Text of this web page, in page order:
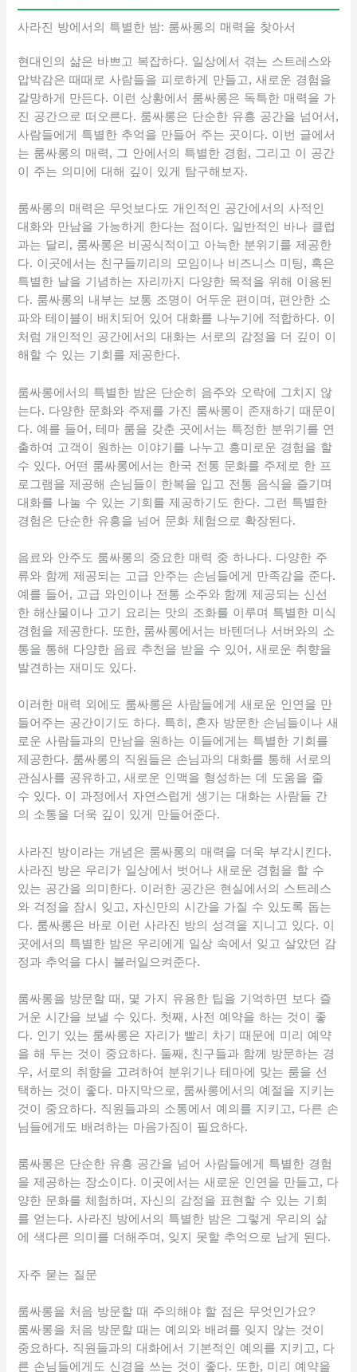
사라진 방에서의 특별한 밤: 룸싸롱의 매력을 찾아서
현대인의 삶은 바쁘고 복잡하다. 일상에서 겪는 스트레스와
압박감은 때때로 사람들을 피로하게 만들고, 새로운 경험을
갈망하게 만든다. 이런 상황에서 룸싸롱은 독특한 매력을 가
진 공간으로 떠오른다. 룸싸롱은 단순한 유흥 공간을 넘어서,
사람들에게 특별한 추억을 만들어 주는 곳이다. 이번 글에서
는 룸싸롱의 매력, 그 안에서의 특별한 경험, 그리고 이 공간
이 주는 의미에 대해 깊이 있게 탐구해보자.
룸싸롱의 매력은 무엇보다도 개인적인 공간에서의 사적인
대화와 만남을 가능하게 한다는 점이다. 일반적인 바나 클럽
과는 달리, 룸싸롱은 비공식적이고 아늑한 분위기를 제공한
다. 이곳에서는 친구들끼리의 모임이나 비즈니스 미팅, 혹은
특별한 날을 기념하는 자리까지 다양한 목적을 위해 이용된
다. 룸싸롱의 내부는 보통 조명이 어두운 편이며, 편안한 소
파와 테이블이 배치되어 있어 대화를 나누기에 적합하다. 이
처럼 개인적인 공간에서의 대화는 서로의 감정을 더 깊이 이
해할 수 있는 기회를 제공한다.
룸싸롱에서의 특별한 밤은 단순히 음주와 오락에 그치지 않
는다. 다양한 문화와 주제를 가진 룸싸롱이 존재하기 때문이
다. 예를 들어, 테마 룸을 갖춘 곳에서는 특정한 분위기를 연
출하여 고객이 원하는 이야기를 나누고 흥미로운 경험을 할
수 있다. 어떤 룸싸롱에서는 한국 전통 문화를 주제로 한 프
로그램을 제공해 손님들이 한복을 입고 전통 음식을 즐기며
대화를 나눌 수 있는 기회를 제공하기도 한다. 그런 특별한
경험은 단순한 유흥을 넘어 문화 체험으로 확장된다.
음료와 안주도 룸싸롱의 중요한 매력 중 하나다. 다양한 주
류와 함께 제공되는 고급 안주는 손님들에게 만족감을 준다.
예를 들어, 고급 와인이나 전통 소주와 함께 제공되는 신선
한 해산물이나 고기 요리는 맛의 조화를 이루며 특별한 미식
경험을 제공한다. 또한, 룸싸롱에서는 바텐더나 서버와의 소
통을 통해 다양한 음료 추천을 받을 수 있어, 새로운 취향을
발견하는 재미도 있다.
이러한 매력 외에도 룸싸롱은 사람들에게 새로운 인연을 만
들어주는 공간이기도 하다. 특히, 혼자 방문한 손님들이나 새
로운 사람들과의 만남을 원하는 이들에게는 특별한 기회를
제공한다. 룸싸롱의 직원들은 손님과의 대화를 통해 서로의
관심사를 공유하고, 새로운 인맥을 형성하는 데 도움을 줄
수 있다. 이 과정에서 자연스럽게 생기는 대화는 사람들 간
의 소통을 더욱 깊이 있게 만들어준다.
사라진 방이라는 개념은 룸싸롱의 매력을 더욱 부각시킨다.
사라진 방은 우리가 일상에서 벗어나 새로운 경험을 할 수
있는 공간을 의미한다. 이러한 공간은 현실에서의 스트레스
와 걱정을 잠시 잊고, 자신만의 시간을 가질 수 있도록 돕는
다. 룸싸롱은 바로 이런 사라진 방의 성격을 지니고 있다. 이
곳에서의 특별한 밤은 우리에게 일상 속에서 잊고 살았던 감
정과 추억을 다시 불러일으켜준다.
룸싸롱을 방문할 때, 몇 가지 유용한 팁을 기억하면 보다 즐
거운 시간을 보낼 수 있다. 첫째, 사전 예약을 하는 것이 좋
다. 인기 있는 룸싸롱은 자리가 빨리 차기 때문에 미리 예약
을 해 두는 것이 중요하다. 둘째, 친구들과 함께 방문하는 경
우, 서로의 취향을 고려하여 분위기나 테마에 맞는 룸을 선
택하는 것이 좋다. 마지막으로, 룸싸롱에서의 예절을 지키는
것이 중요하다. 직원들과의 소통에서 예의를 지키고, 다른 손
님들에게도 배려하는 마음가짐이 필요하다.
룸싸롱은 단순한 유흥 공간을 넘어 사람들에게 특별한 경험
을 제공하는 장소이다. 이곳에서는 새로운 인연을 만들고, 다
양한 문화를 체험하며, 자신의 감정을 표현할 수 있는 기회
를 얻는다. 사라진 방에서의 특별한 밤은 그렇게 우리의 삶
에 색다른 의미를 더해주며, 잊지 못할 추억으로 남게 된다.
자주 묻는 질문
룸싸롱을 처음 방문할 때 주의해야 할 점은 무엇인가요?
룸싸롱을 처음 방문할 때는 예의와 배려를 잊지 않는 것이
중요하다. 직원들과의 대화에서 기본적인 예의를 지키고, 다
른 손님들에게도 신경을 쓰는 것이 좋다. 또한, 미리 예약을